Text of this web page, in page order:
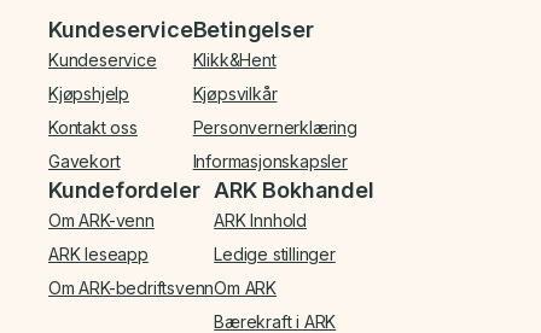
Bunnmeny
Kundeservice
Kundeservice
Kjøpshjelp
Kontakt oss
Gavekort
Betingelser
Klikk&Hent
Kjøpsvilkår
Personvernerklæring
Informasjonskapsler
Kundefordeler
Om ARK-venn
ARK leseapp
Om ARK-bedriftsvenn
ARK Bokhandel
ARK Innhold
Ledige stillinger
Om ARK
Bærekraft i ARK